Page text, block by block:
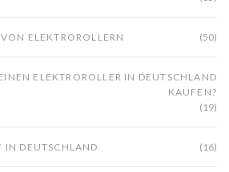
ELEKTROROLLERN (50)
ELEKTROROLLER IN DEUTSCHLAND
KAUFEN?
(19)
IN DEUTSCHLAND (16)